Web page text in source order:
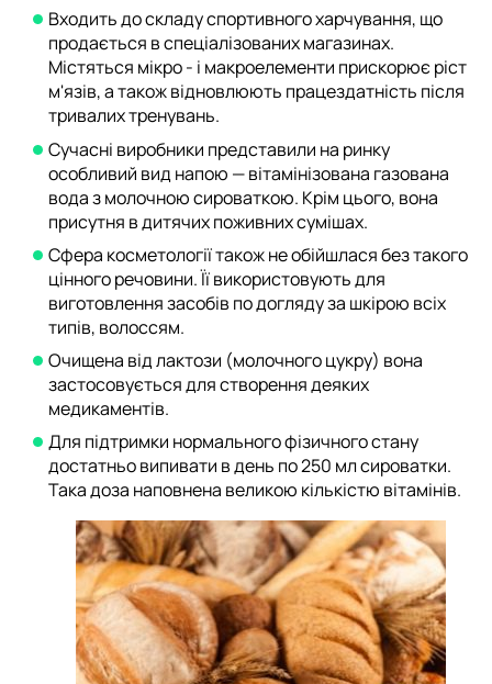
Входить до складу спортивного харчування, що
продається в спеціалізованих магазинах.
Містяться мікро - і макроелементи прискорює ріст
м'язів, а також відновлюють працездатність після
тривалих тренувань.
Сучасні виробники представили на ринку
особливий вид напою — вітамінізована газована
вода з молочною сироваткою. Крім цього, вона
присутня в дитячих поживних сумішах.
Сфера косметології також не обійшлася без такого
цінного речовини. Її використовують для
виготовлення засобів по догляду за шкірою всіх
типів, волоссям.
Очищена від лактози (молочного цукру) вона
застосовується для створення деяких
медикаментів.
Для підтримки нормального фізичного стану
достатньо випивати в день по 250 мл сироватки.
Така доза наповнена великою кількістю вітамінів.